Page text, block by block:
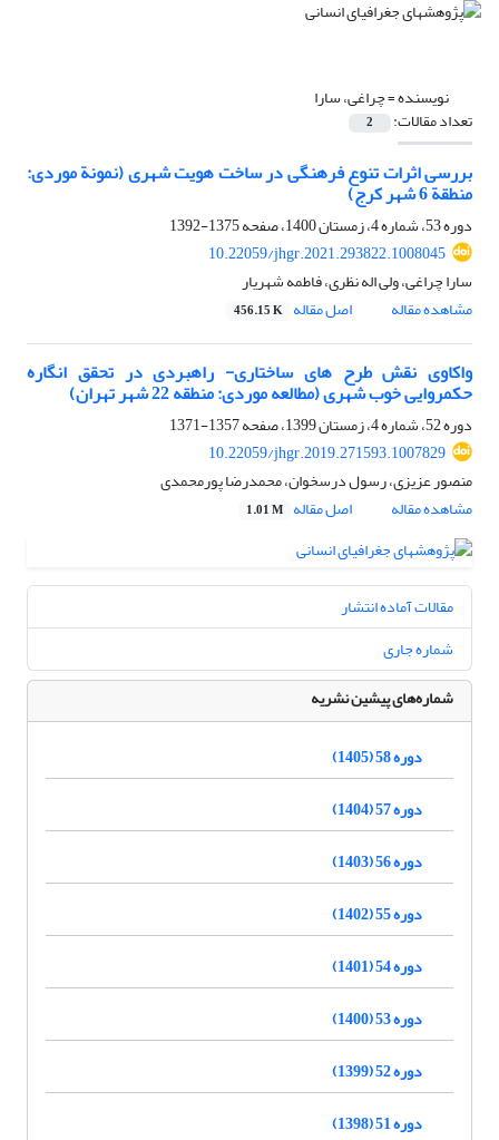
نویسنده =چراغی، سارا
تعداد مقالات: 2
بررسی اثرات تنوع فرهنگی در ساخت هویت شهری (نمونة موردی:
منطقة 6 شهر کرج)
دوره 53، شماره 4، زمستان 1400، صفحه
1375-1392
10.22059/jhgr.2021.293822.1008045
سارا چراغی، ولی اله نظری، فاطمه شهریار
مشاهده مقاله
اصل مقاله 456.15 K
واکاوی نقش طرح ‏های ساختاری- راهبردی در تحقق انگاره
حکمروایی خوب شهری (مطالعه موردی: منطقه 22 شهر تهران)
دوره 52، شماره 4، زمستان 1399، صفحه
1357-1371
10.22059/jhgr.2019.271593.1007829
منصور عزیزی، رسول درسخوان، محمدرضا پورمحمدی
مشاهده مقاله
اصل مقاله 1.01 M
مقالات آماده انتشار
شماره جاری
شماره‌های پیشین نشریه
دوره 58 (1405)
دوره 57 (1404)
دوره 56 (1403)
دوره 55 (1402)
دوره 54 (1401)
دوره 53 (1400)
دوره 52 (1399)
دوره 51 (1398)